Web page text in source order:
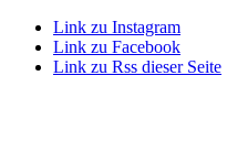
Link zu Instagram
Link zu Facebook
Link zu Rss dieser Seite